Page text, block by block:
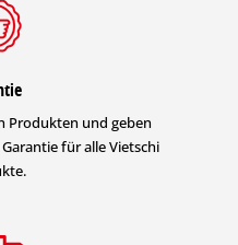
Produkten und geben
für alle Vietschi